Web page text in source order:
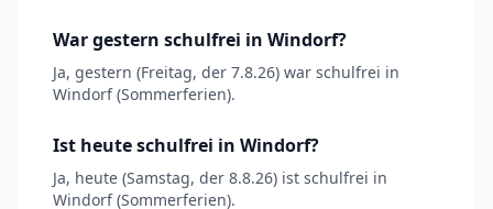
War gestern schulfrei in Windorf?
Ja, gestern (Freitag, der 7.8.26) war schulfrei in
Windorf (Sommerferien).
Ist heute schulfrei in Windorf?
Ja, heute (Samstag, der 8.8.26) ist schulfrei in
Windorf (Sommerferien).